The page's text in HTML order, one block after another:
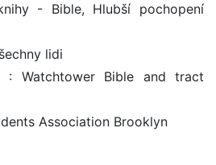
- Bible, Hlubší pochopení
lidi
: Watchtower Bible and tract
Association Brooklyn